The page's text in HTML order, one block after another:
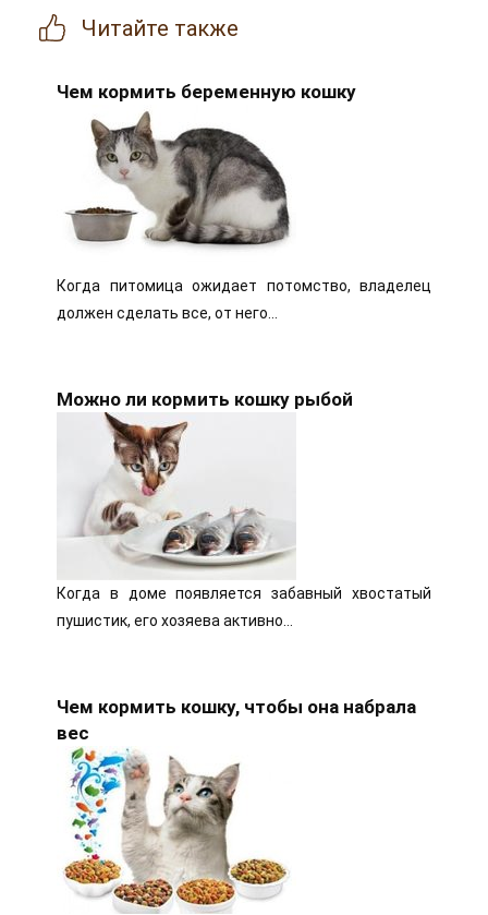
Читайте также
Чем кормить беременную кошку
Когда питомица ожидает потомство, владелец
должен сделать все, от него…
Можно ли кормить кошку рыбой
Когда в доме появляется забавный хвостатый
пушистик, его хозяева активно…
Чем кормить кошку, чтобы она набрала
вес